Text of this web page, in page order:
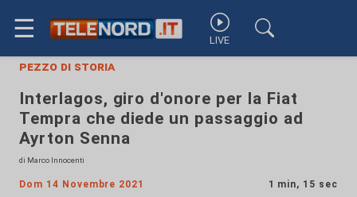
☰ LIVE
pezzo di storia
Interlagos, giro d'onore per la Fiat
Tempra che diede un passaggio ad
Ayrton Senna
di Marco Innocenti
Dom 14 Novembre 2021 1 min, 15 sec